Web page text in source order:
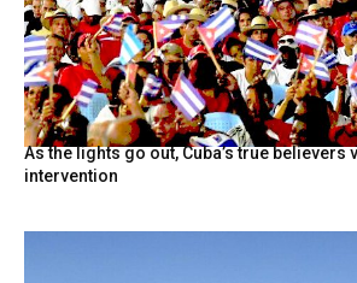
As the lights go out, Cuba’s true believers
intervention